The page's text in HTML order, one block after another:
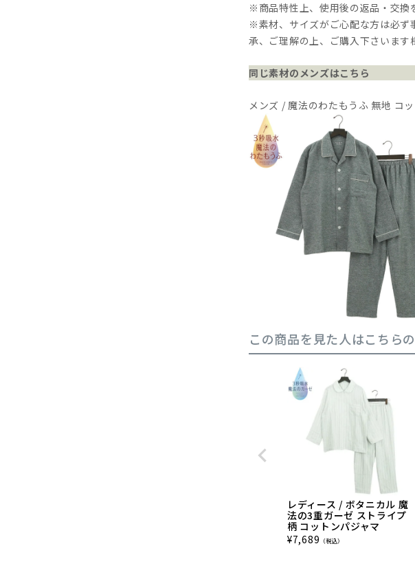
※商品特性上、使用後の返品・交換
※素材、サイズがご心配な方は必ず
承、ご理解の上、ご購入下さいます
同じ素材のメンズはこちら
メンズ / 魔法のわたもうふ 無地 コ
この商品を見た人はこちら
レディース / ボタニカル 魔
法の3重ガーゼ ストライプ
柄 コットンパジャマ
¥7,689 （税込）